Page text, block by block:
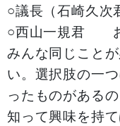
○議長（石崎久
○西山一規君 お
みんな同じこと
い。選択肢の一
ったものがある
知って興味を持